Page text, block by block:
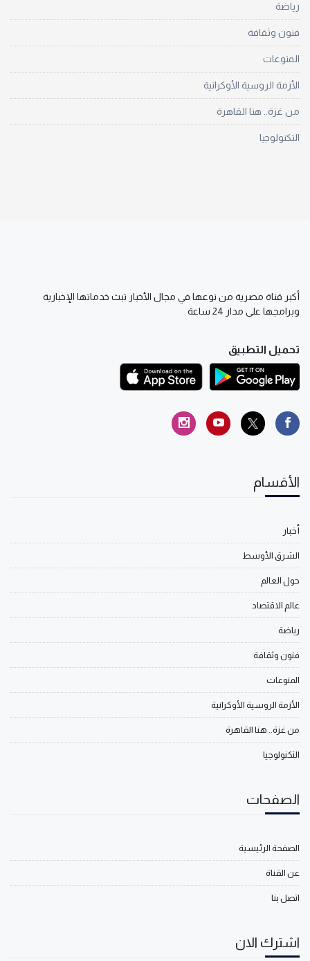
رياضة
فنون وثقافة
المنوعات
الأزمة الروسية الأوكرانية
من غزة.. هنا القاهرة
التكنولوجيا
أكبر قناة مصرية من نوعها في مجال الأخبار تبث خدماتها الإخبارية
وبرامجها على مدار 24 ساعة
تحميل التطبيق
الأقسام
أخبار
الشرق الأوسط
حول العالم
عالم الاقتصاد
رياضة
فنون وثقافة
المنوعات
الأزمة الروسية الأوكرانية
من غزة.. هنا القاهرة
التكنولوجيا
الصفحات
الصفحة الرئيسية
عن القناة
اتصل بنا
اشترك الان